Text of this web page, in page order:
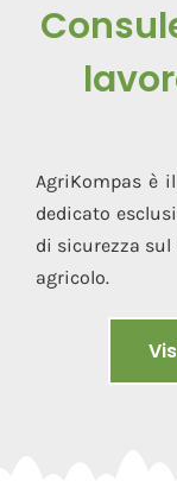
AgriKompas è
dedicato
di sicurezza sul
agricolo.